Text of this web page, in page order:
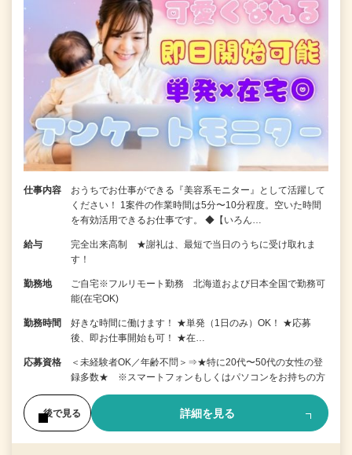
仕事内容
おうちでお仕事ができる『美容系モニター』として活躍して
ください！ 1案件の作業時間は5分〜10分程度。空いた時間
を有効活用できるお仕事です。 ◆【いろん…
給与
完全出来高制 ★謝礼は、最短で当日のうちに受け取れま
す！
勤務地
ご自宅※フルリモート勤務 北海道および日本全国で勤務可
能(在宅OK)
勤務時間
好きな時間に働けます！ ★単発（1日のみ）OK！ ★応募
後、即お仕事開始も可！ ★在…
応募資格
＜未経験者OK／年齢不問＞⇒★特に20代〜50代の女性の登
録多数★ ※スマートフォンもしくはパソコンをお持ちの方
後で見る 詳細を見る